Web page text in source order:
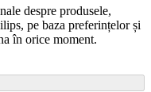
despre produsele,
pe baza preferințelor și
în orice moment.